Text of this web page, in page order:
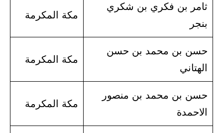
ثامر بن فكري بن شكري
بنجر
مكة المكرمة
حسن بن محمد بن حسن
الهتاني
مكة المكرمة
حسن بن محمد بن منصور
الاحمدة
مكة المكرمة